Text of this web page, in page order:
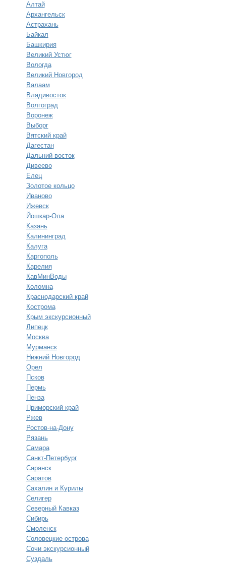
Алтай
Архангельск
Астрахань
Байкал
Башкирия
Великий Устюг
Вологда
Великий Новгород
Валаам
Владивосток
Волгоград
Воронеж
Выборг
Вятский край
Дагестан
Дальний восток
Дивеево
Елец
Золотое кольцо
Иваново
Ижевск
Йошкар-Ола
Казань
Калининград
Калуга
Каргополь
Карелия
КавМинВоды
Коломна
Краснодарский край
Кострома
Крым экскурсионный
Липецк
Москва
Мурманск
Нижний Новгород
Орел
Псков
Пермь
Пенза
Приморский край
Ржев
Ростов-на-Дону
Рязань
Самара
Санкт-Петербург
Саранск
Саратов
Сахалин и Курилы
Селигер
Северный Кавказ
Сибирь
Смоленск
Соловецкие острова
Сочи экскурсионный
Суздаль